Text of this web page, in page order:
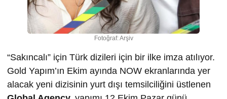
Fotoğraf: Arşiv
“Sakıncalı” için Türk dizileri için bir ilke imza atılıyor.
Gold Yapım’ın Ekim ayında NOW ekranlarında yer
alacak yeni dizisinin yurt dışı temsilciliğini üstlenen